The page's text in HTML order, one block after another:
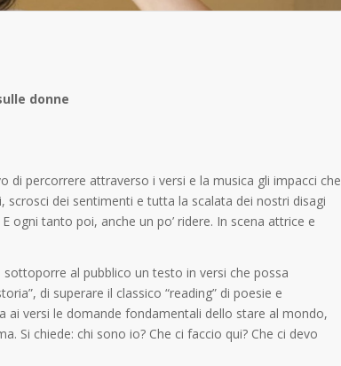
donne
percorrere attraverso i versi e la musica gli impacci che
scrosci dei sentimenti e tutta la scalata dei nostri disagi
E ogni tanto poi, anche un po’ ridere. In scena attrice e
al pubblico un testo in versi che possa
di superare il classico “reading” di poesie e
ai versi le domande fondamentali dello stare al mondo,
Si chiede: chi sono io? Che ci faccio qui? Che ci devo